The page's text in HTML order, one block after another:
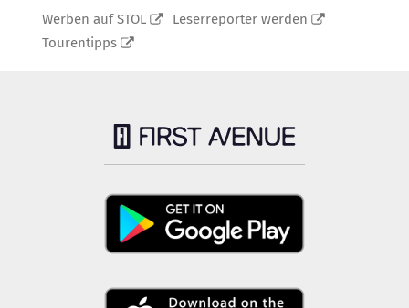
Werben auf STOL
Leserreporter werden
Tourentipps